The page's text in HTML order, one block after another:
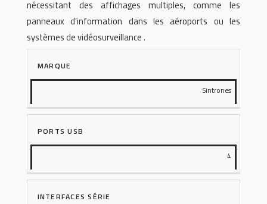
nécessitant des affichages multiples, comme les
panneaux d’information dans les aéroports ou les
systèmes de vidéosurveillance .
MARQUE
Sintrones
PORTS USB
4
INTERFACES SÉRIE